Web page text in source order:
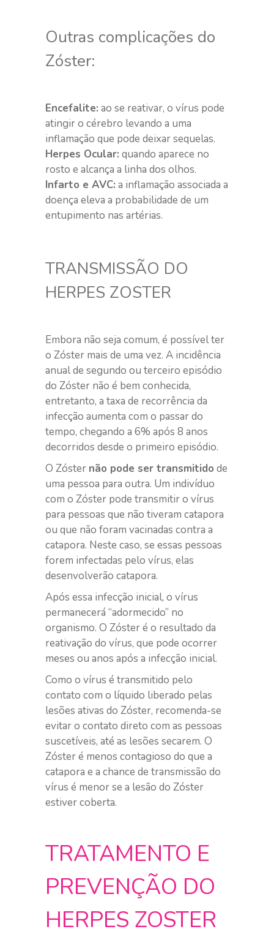
Outras complicações do
Zóster:
Encefalite: ao se reativar, o vírus pode
atingir o cérebro levando a uma
inflamação que pode deixar sequelas.
Herpes Ocular: quando aparece no
rosto e alcança a linha dos olhos.
Infarto e AVC: a inflamação associada a
doença eleva a probabilidade de um
entupimento nas artérias.
TRANSMISSÃO DO
HERPES ZOSTER
Embora não seja comum, é possível ter
o Zóster mais de uma vez. A incidência
anual de segundo ou terceiro episódio
do Zóster não é bem conhecida,
entretanto, a taxa de recorrência da
infecção aumenta com o passar do
tempo, chegando a 6% após 8 anos
decorridos desde o primeiro episódio.
O Zóster não pode ser transmitido de
uma pessoa para outra. Um indivíduo
com o Zóster pode transmitir o vírus
para pessoas que não tiveram catapora
ou que não foram vacinadas contra a
catapora. Neste caso, se essas pessoas
forem infectadas pelo vírus, elas
desenvolverão catapora.
Após essa infecção inicial, o vírus
permanecerá “adormecido” no
organismo. O Zóster é o resultado da
reativação do vírus, que pode ocorrer
meses ou anos após a infecção inicial.
Como o vírus é transmitido pelo
contato com o líquido liberado pelas
lesões ativas do Zóster, recomenda-se
evitar o contato direto com as pessoas
suscetíveis, até as lesões secarem. O
Zóster é menos contagioso do que a
catapora e a chance de transmissão do
vírus é menor se a lesão do Zóster
estiver coberta.
TRATAMENTO E
PREVENÇÃO DO
HERPES ZOSTER